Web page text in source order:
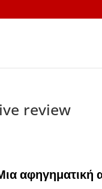
review